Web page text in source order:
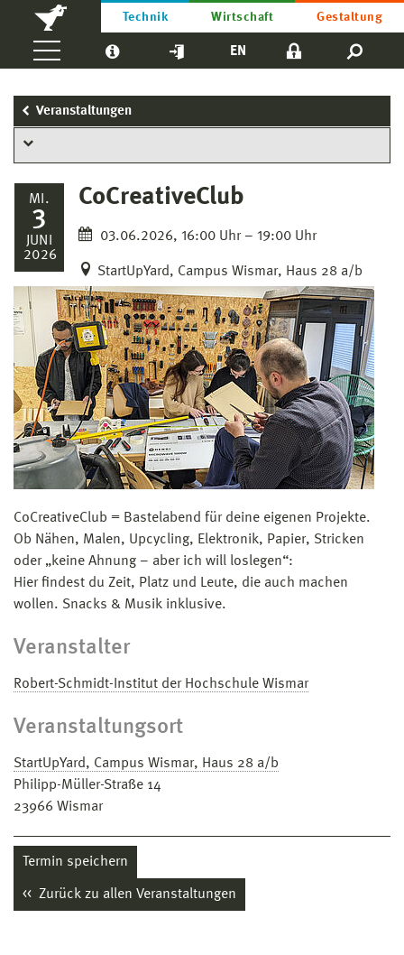
Technik Wirtschaft Gestaltung
EN
Veranstaltungen
MI.
3
JUNI
2026
CoCreativeClub
03.06.2026, 16:00 Uhr – 19:00 Uhr
StartUpYard, Campus Wismar, Haus 28 a/b
CoCreativeClub = Bastelabend für deine eigenen Projekte.
Ob Nähen, Malen, Upcycling, Elektronik, Papier, Stricken
oder „keine Ahnung – aber ich will loslegen“:
Hier findest du Zeit, Platz und Leute, die auch machen
wollen. Snacks & Musik inklusive.
Veranstalter
Robert-Schmidt-Institut der Hochschule Wismar
Veranstaltungsort
StartUpYard, Campus Wismar, Haus 28 a/b
Philipp-Müller-Straße 14
23966 Wismar
Termin speichern
Zurück zu allen Veranstaltungen